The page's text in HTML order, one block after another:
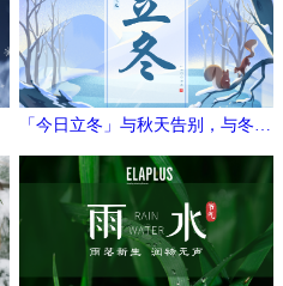
「今日立冬」与秋天告别，与冬日
相拥